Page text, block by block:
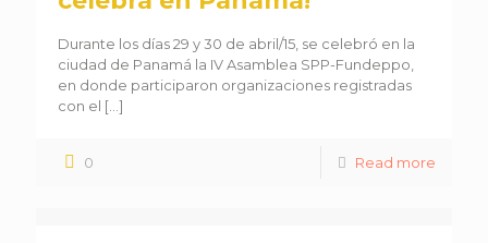
Durante los días 29 y 30 de abril/15, se celebró en la
ciudad de Panamá la IV Asamblea SPP-Fundeppo,
en donde participaron organizaciones registradas
con el […]
0 Read more